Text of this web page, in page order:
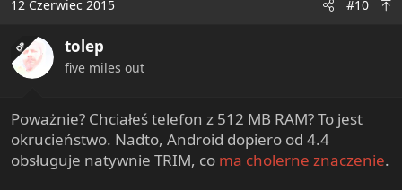
t
o
n
s
12 Czerwiec 2015 #10
OP tolep
five miles out
Poważnie? Chciałeś telefon z 512 MB RAM? To jest
okrucieństwo. Nadto, Android dopiero od 4.4
obsługuje natywnie TRIM, co ma cholerne znaczenie.